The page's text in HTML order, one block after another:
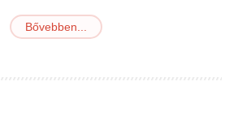
Bővebben...